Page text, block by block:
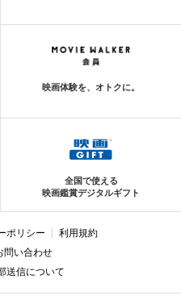
映画体験を、オトクに。
全国で使える
映画鑑賞デジタルギフト
ポリシー
利用規約
問い合わせ
送信について